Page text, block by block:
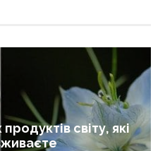
світу, які